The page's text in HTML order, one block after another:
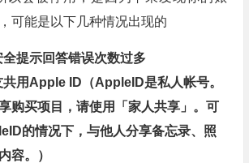
可能是以下几种情况出现的
提示回答错误次数过多
用Apple ID（AppleID是私人帐号。
购买项目，请使用「家人共享」。可
的情况下，与他人分享备忘录、照
容。）